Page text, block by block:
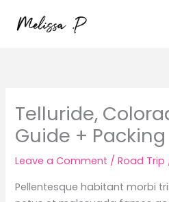
Telluride,
Guide + Packing
Leave a Comment /Road Trip
Pellentesque habitant morbi